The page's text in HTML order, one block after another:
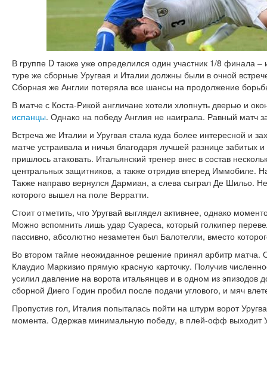
В группе D также уже определился один участник 1/8 финала
туре же сборные Уругвая и Италии должны были в очной
Сборная же Англии потеряла все шансы на продолжение
В матче с Коста-Рикой англичане хотели хлопнуть дверью и
испанцы. Однако на победу Англия не наиграла. Равный матч
Встреча же Италии и Уругвая стала куда более интересной и
матче устраивала и ничья благодаря лучшей разнице
пришлось атаковать. Итальянский тренер внес в состав
центральных защитников, а также отрядив вперед Иммобиле.
Также направо вернулся Дармиан, а слева сыграл Де Шильо.
которого вышел на поле Верратти.
Стоит отметить, что Уругвай выглядел активнее, однако
Можно вспомнить лишь удар Суареса, который голкипер
пассивно, абсолютно незаметен был Балотелли, вместо
Во втором тайме неожиданное решение принял арбитр матча.
Клаудио Маркизио прямую красную карточку. Получив
усилил давление на ворота итальянцев и в одном из эпизодов
сборной Диего Годин пробил после подачи углового, и мяч
Пропустив гол, Италия попыталась пойти на штурм ворот
момента. Одержав минимальную победу, в плей-офф выходит